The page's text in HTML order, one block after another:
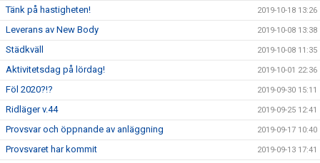
Tänk på hastigheten! 2019-10-18 13:26
Leverans av New Body 2019-10-08 13:38
Städkväll 2019-10-08 11:35
Aktivitetsdag på lördag! 2019-10-01 22:36
Föl 2020?!? 2019-09-30 15:11
Ridläger v.44 2019-09-25 12:41
Provsvar och öppnande av anläggning 2019-09-17 10:40
Provsvaret har kommit 2019-09-13 17:41